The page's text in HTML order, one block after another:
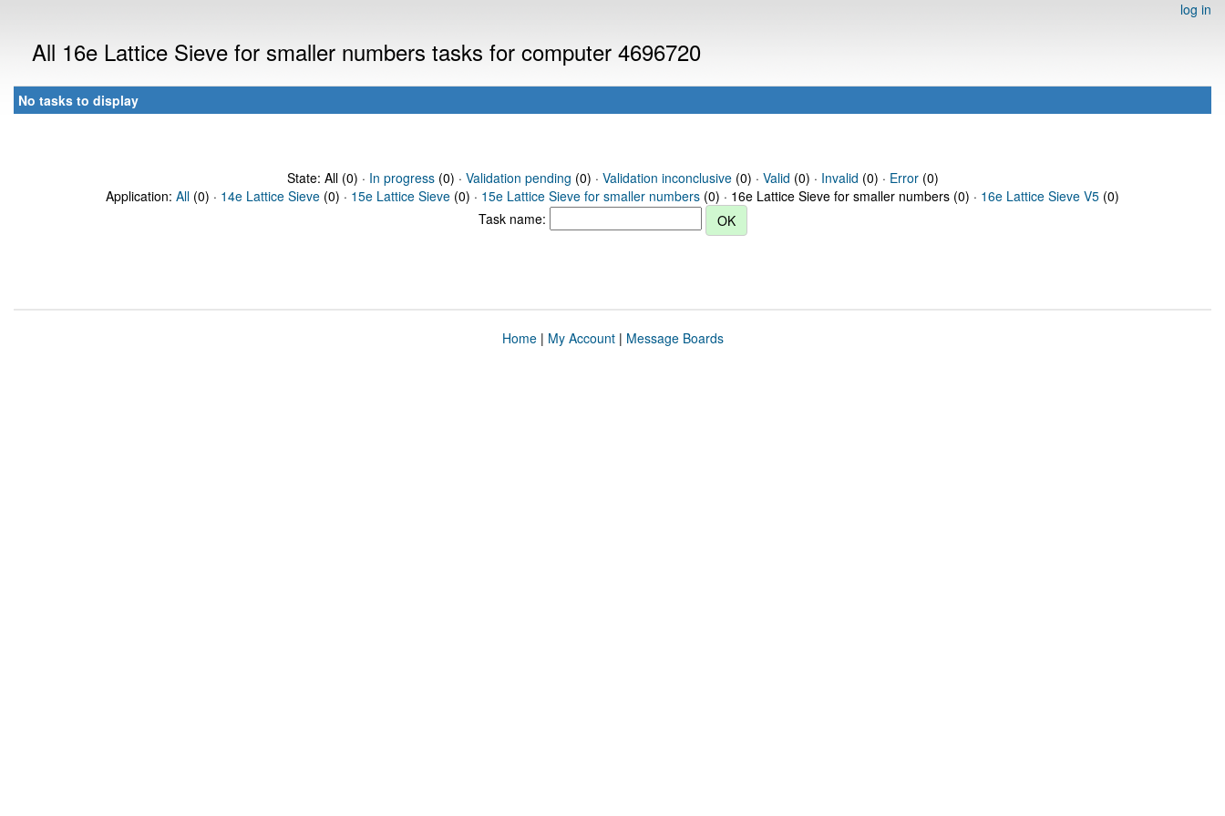
log in
All 16e Lattice Sieve for smaller numbers tasks for computer 4696720
No tasks to display
State: All (0) · In progress(0) · Validation pending (0) · Validation inconclusive(0) · Valid (0) · Invalid (0) · Error(0)
Application: All (0) · 14e Lattice Sieve (0) · 15e Lattice Sieve (0) · 15e Lattice Sieve for smaller numbers (0) · 16e Lattice Sieve for smaller numbers (0) · 16e Lattice Sieve V5 (0)
Task name:
Home| My Account| Message Boards